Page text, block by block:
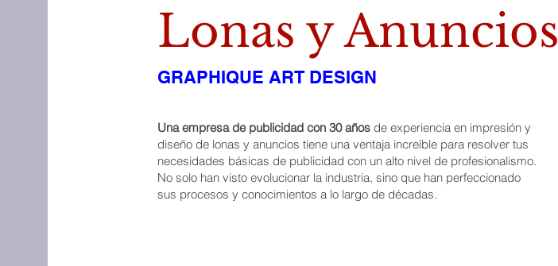
Lonas y Anuncios
GRAPHIQUE ART DESIGN
Una empresa de publicidad con 30 añosde experiencia en impresión y
diseño de lonas y anuncios tiene una ventaja increíble para resolver tus
necesidades básicas de publicidad con un alto nivel de profesionalismo.
No solo han visto evolucionar la industria, sino que han perfeccionado
sus procesos y conocimientos a lo largo de décadas.